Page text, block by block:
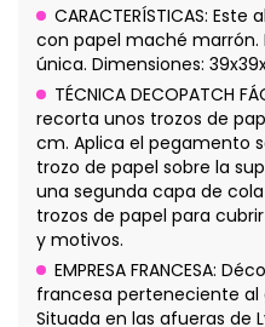
CARACTERÍSTICAS:
con papel maché marrón.
única. Dimensiones:
TÉCNICA DECOPATCH
recorta unos trozos de
cm. Aplica el pegamento
trozo de papel sobre la
una segunda capa de
trozos de papel para
y motivos.
EMPRESA FRANCESA:
francesa perteneciente al
Situada en las afueras de